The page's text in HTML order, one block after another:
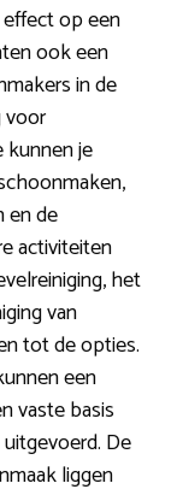
op een
ook een
in de
je
en de
activiteiten
het
van
tot de opties.
een
vaste basis
De
liggen